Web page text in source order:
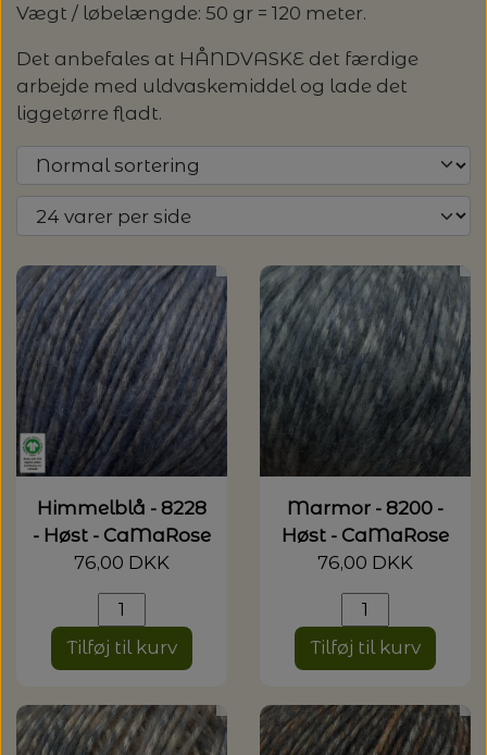
SPAR 40% - GLERUPS STØVLER BØRN (STR.
19 - 23)
PERMIN: SPAR 30% PÅ ALLE
JULEBRODERIER
BALDYRE: UDVALGTE BRODERIER - SPAR
20%
PERMIN
SOMMERGARN
OTHER LOOPS
PETITEKNIT
SUSIE HAUMANN
OPSKRIFTHOLDER FRA KNITPRO -
MAGMA
STRIKKE- OG SYNÅLE
SYTRÅD
TRYKLÅSE
Vægt / løbelængde: 50 gr = 120 meter.
Det anbefales at HÅNDVASKE det færdige
arbejde med uldvaskemiddel og lade det
liggetørre fladt.
Himmelblå - 8228
- Høst - CaMaRose
76,00 DKK
Tilføj til kurv
Marmor - 8200 -
Høst - CaMaRose
76,00 DKK
Tilføj til kurv